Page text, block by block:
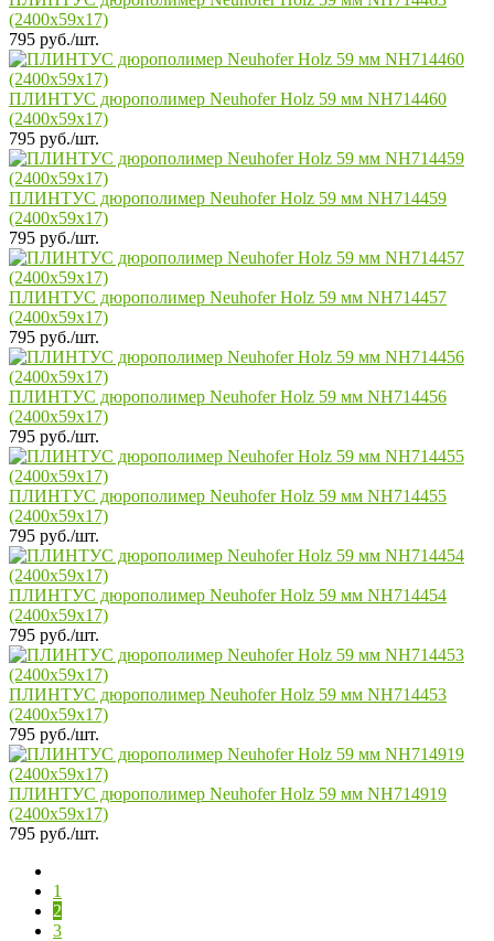
(2400x59x17)
795 руб./шт.
ПЛИНТУС дюрополимер Neuhofer Holz 59 мм NH714460
(2400x59x17)
795 руб./шт.
ПЛИНТУС дюрополимер Neuhofer Holz 59 мм NH714459
(2400x59x17)
795 руб./шт.
ПЛИНТУС дюрополимер Neuhofer Holz 59 мм NH714457
(2400x59x17)
795 руб./шт.
ПЛИНТУС дюрополимер Neuhofer Holz 59 мм NH714456
(2400x59x17)
795 руб./шт.
ПЛИНТУС дюрополимер Neuhofer Holz 59 мм NH714455
(2400x59x17)
795 руб./шт.
ПЛИНТУС дюрополимер Neuhofer Holz 59 мм NH714454
(2400x59x17)
795 руб./шт.
ПЛИНТУС дюрополимер Neuhofer Holz 59 мм NH714453
(2400x59x17)
795 руб./шт.
ПЛИНТУС дюрополимер Neuhofer Holz 59 мм NH714919
(2400x59x17)
795 руб./шт.
1
2
3